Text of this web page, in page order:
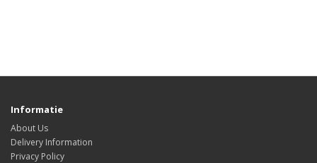
Informatie
About Us
Delivery Information
Privacy Policy